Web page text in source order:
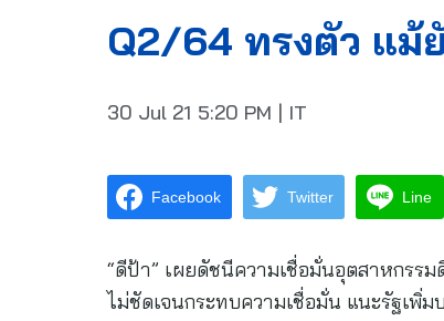
Q2/64 ทรงตัว แม้
30 Jul 21 5:20 PM | IT
Facebook Twitter Line
“ดีป้า” เผยดัชนีความเชื่อมั่นอุตสาหกรร
ไม่ชัดเจนกระทบความเชื่อมั่น แนะรัฐเพิ่ม